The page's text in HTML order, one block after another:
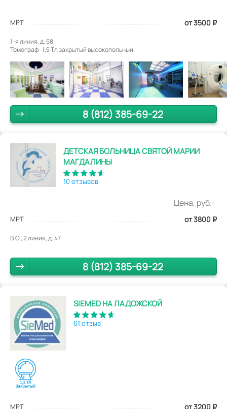
МРТ от 3500 ₽
1-я линия, д. 58.
Томограф: 1,5 Tл закрытый высокопольный
8 (812) 385-69-22
ДЕТСКАЯ БОЛЬНИЦА СВЯТОЙ МАРИИ
МАГДАЛИНЫ
10 отзывов
Цена, руб.:
МРТ от 3800 ₽
В.О., 2 линия, д. 47.
8 (812) 385-69-22
SIEMED НА ЛАДОЖСКОЙ
61 отзыв
МРТ от 3200 ₽